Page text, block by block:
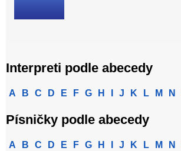
Interpreti podle abecedy
A B C D E F G H J K L M N
Písničky podle abecedy
A B C D E F G H J K L M N